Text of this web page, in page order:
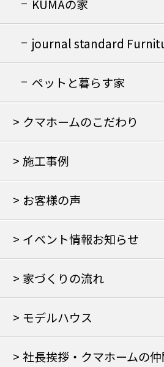
KUMAの家
journal standard
の家
ペットと暮らす家
クマホームのこだわり
施工事例
お客様の声
イベント情報お知らせ
家づくりの流れ
モデルハウス
社長挨拶・クマホームの